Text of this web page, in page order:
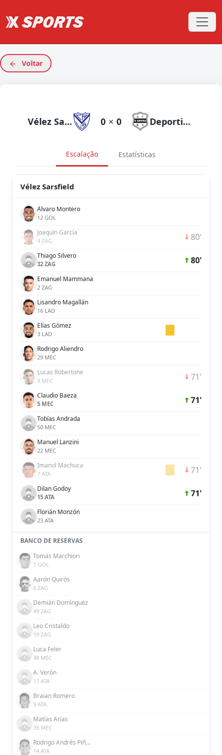
Voltar
Vélez Sarsfield 0 × 0 Deportivo Riestra
Escalação Estatísticas
Vélez Sarsfield
Álvaro Montero
12 GOL
Joaquín García
4 ZAG 80'
Thiago Silvero
32 ZAG 80'
Emanuel Mammana
2 ZAG
Lisandro Magallán
16 LAD
Elías Gómez
3 LAD
Rodrigo Aliendro
29 MEC
Lucas Robertone
8 MEC 71'
Claudio Baeza
5 MEC 71'
Tobías Andrada
50 MEC
Manuel Lanzini
22 MEC
Imanol Machuca
7 ATA 71'
Dilan Godoy
15 ATA 71'
Florián Monzón
23 ATA
BANCO DE RESERVAS
Tomás Marchiori
1 GOL
Aarón Quirós
6 ZAG
Demián Domínguez
49 ZAG
Leo Cristaldo
19 ZAG
Luca Feler
48 MEC
Á. Verón
17 ATA
Braian Romero
9 ATA
Matías Arias
35 MEC
Rodrigo Andrés Piñeiro Silva
14 ATA